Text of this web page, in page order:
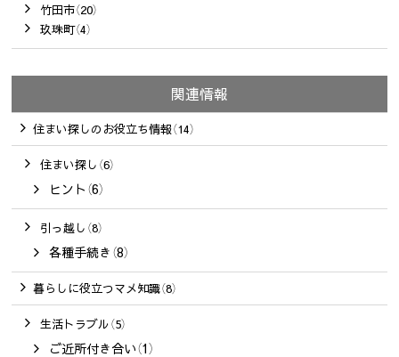
竹田市（20）
玖珠町（4）
関連情報
住まい探しのお役立ち情報（14）
住まい探し（6）
ヒント（6）
引っ越し（8）
各種手続き（8）
暮らしに役立つマメ知識（8）
生活トラブル（5）
ご近所付き合い（1）